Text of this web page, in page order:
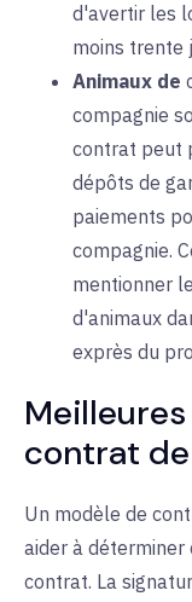
d'avertir les
moins trente
Animaux de
compagnie
contrat peut
dépôts de
paiements
compagnie.
mentionner
d'animaux
exprès du
contrat
Un modèle de
aider à déterminer
contrat. La